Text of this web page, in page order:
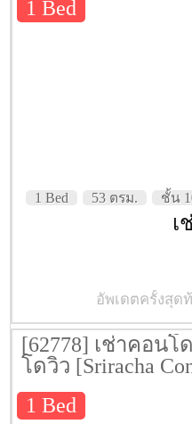
1 Bed
1 Bed 53 ตรม. ชั้น
เ
อัพเดตครั้งสุด
[62778] เช่าคอน
โดวิว [Sriracha
7
1 Bed